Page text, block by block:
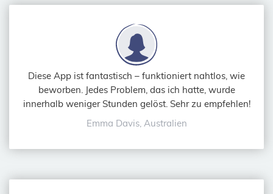
Diese App ist fantastisch – funktioniert nahtlos, wie
beworben. Jedes Problem, das ich hatte, wurde
innerhalb weniger Stunden gelöst. Sehr zu empfehlen!
Emma Davis, Australien